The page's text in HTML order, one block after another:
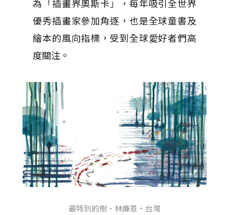
為「插畫界奧斯卡」，每年吸引全世界
優秀插畫家參加角逐，也是全球童書及
繪本的風向指標，受到全球愛好者們高
度關注。
最特別的樹・林廉恩・台灣